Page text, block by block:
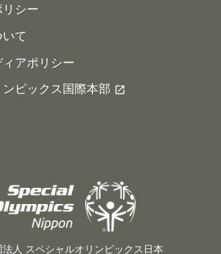
シー
て
アポリシー
ピックス国際本部
法人 スペシャルオリンピックス日本